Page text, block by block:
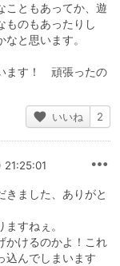
こともあってか、遊
ものもあったりし
と思います。
ます！ 頑張ったの
いいね 2
きました、ありがと
すねぇ。
かけるのかよ！これ
込んでしまいます